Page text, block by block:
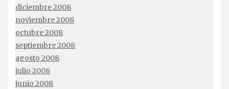
diciembre 2008
noviembre 2008
octubre 2008
septiembre 2008
agosto 2008
julio 2008
junio 2008